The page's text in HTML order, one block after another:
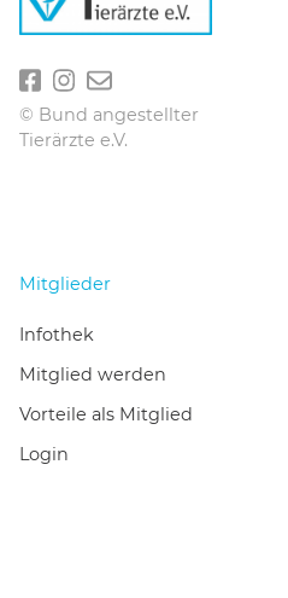
© Bund angestellter
Tierärzte e.V.
Mitglieder
Infothek
Mitglied werden
Vorteile als Mitglied
Login